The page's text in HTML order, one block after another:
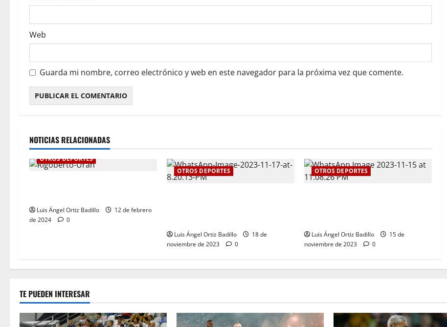
Web
Guarda mi nombre, correo electrónico y web en este navegador para la próxima vez que comente.
NOTICIAS RELACIONADAS
OTROS DEPORTES
Luis Ángel Ortiz Badillo
12 de febrero
de 2024
0
OTROS DEPORTES
Luis Ángel Ortiz Badillo
18 de
noviembre de 2023
0
OTROS DEPORTES
Luis Ángel Ortiz Badillo
15 de
noviembre de 2023
0
TE PUEDEN INTERESAR